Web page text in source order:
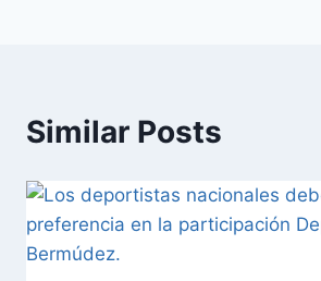
Similar Posts